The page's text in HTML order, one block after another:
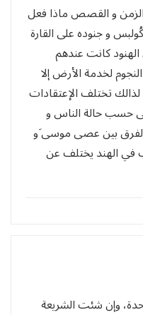
و القصص ماذا فعل
و جنوده على القارة
كانت عندهم
لخدمة الأرض إلا
تختلف الإعتقادات
حسب حالة الناس و
الفرق بين عصى موسى َو
في الهند يختلف عن
وإن شئت الشريعة